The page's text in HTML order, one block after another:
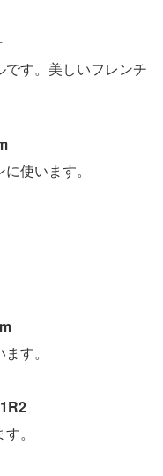
す。美しいフレンチ
使います。
す。
。